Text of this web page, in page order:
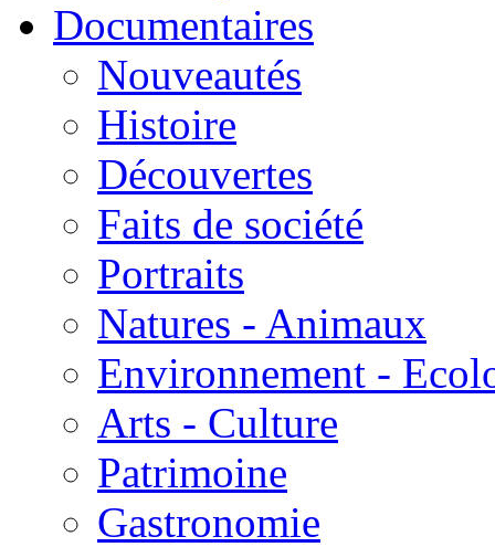
Documentaires
Nouveautés
Histoire
Découvertes
Faits de société
Portraits
Natures - Animaux
Environnement -
Arts - Culture
Patrimoine
Gastronomie